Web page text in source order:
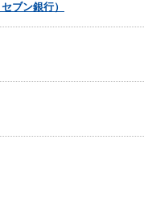
ブン銀行）